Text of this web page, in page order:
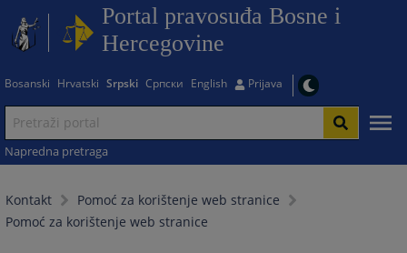
Portal pravosuđa Bosne i
Hercegovine
Bosanski Hrvatski Srpski Српски English Prijava
Napredna pretraga
Kontakt
Pomoć za korištenje web stranice
Pomoć za korištenje web stranice